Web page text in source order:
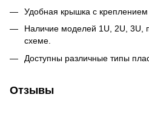
Удобная крышка с креплением
Наличие моделей 1U, 2U, 3U,
схеме.
Доступны различные типы
Отзывы